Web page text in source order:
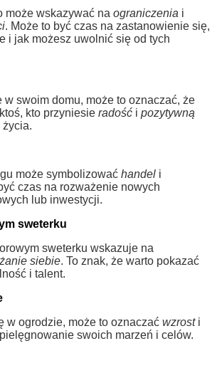
może wskazywać na ograniczenia i
. Może to być czas na zastanowienie się,
i jak możesz uwolnić się od tych
swoim domu, może to oznaczać, że
kto przyniesie radość i pozytywną
może symbolizować handel i
czas na rozważenie nowych
lub inwestycji.
sweterku
sweterku wskazuje na
siebie. To znak, że warto pokazać
i talent.
w ogrodzie, może to oznaczać wzrosti
swoich marzeń i celów.